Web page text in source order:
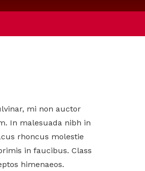
mi non auctor
In malesuada nibh in
rhoncus molestie
in faucibus. Class
himenaeos.